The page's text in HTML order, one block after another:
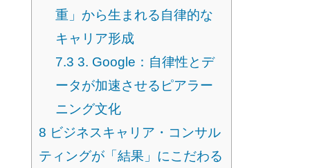
重」から生まれる自律的な
キャリア形成
7.3 3. Google：自律性とデ
ータが加速させるピアラー
ニング文化
8 ビジネスキャリア・コンサル
ティングが「結果」にこだわる